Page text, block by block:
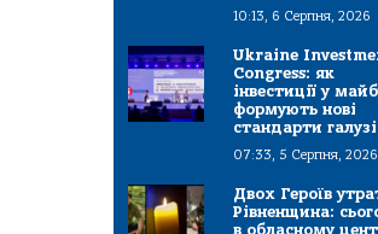
10:13, 6 Серпня, 2026
Ukraine
Congress: як
інвестиції у
формують нові
стандарти галузі
07:33, 5 Серпня, 2026
Двох Героїв
Рівненщина:
в обласному